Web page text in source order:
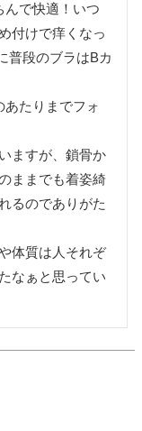
んで快適！いつ
付けで痒くなっ
普段のブラはBカ
たりまでフォ
ますが、鎖骨か
ままでも着姿綺
るのでありがた
体質は人それぞ
なぁと思ってい